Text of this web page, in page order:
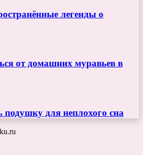
легенды о
от домашних муравьев в
для неплохого сна